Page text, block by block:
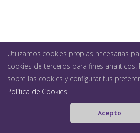
Utilizamos cookies propias necesarias
cookies de terceros para fines analíticos.
sobre las cookies y configurar tus
Política de Cookies.
Acepto